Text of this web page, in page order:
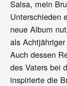
Salsa, mein
Unterschieden
neue Album
als
Auch dessen
des Vaters bei
inspirierte die